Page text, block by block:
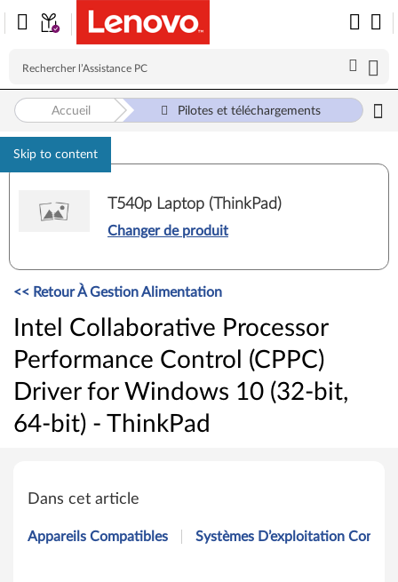
Skip to content
Accueil Pilotes et téléchargements
T540p Laptop (ThinkPad)
Changer de produit
<< Retour À Gestion Alimentation
Intel Collaborative Processor
Performance Control (CPPC)
Driver for Windows 10 (32-bit,
64-bit) - ThinkPad
nDans cet article
Appareils Compatibles Systèmes D’exploitation